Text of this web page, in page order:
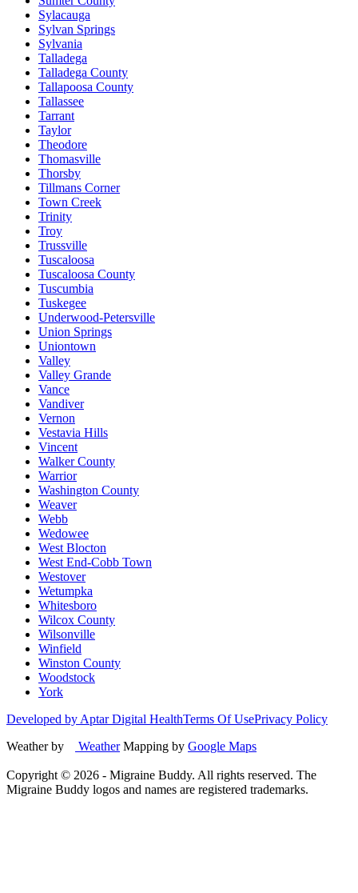
Sylacauga
Sylvan Springs
Sylvania
Talladega
Talladega County
Tallapoosa County
Tallassee
Tarrant
Taylor
Theodore
Thomasville
Thorsby
Tillmans Corner
Town Creek
Trinity
Troy
Trussville
Tuscaloosa
Tuscaloosa County
Tuscumbia
Tuskegee
Underwood-Petersville
Union Springs
Uniontown
Valley
Valley Grande
Vance
Vandiver
Vernon
Vestavia Hills
Vincent
Walker County
Warrior
Washington County
Weaver
Webb
Wedowee
West Blocton
West End-Cobb Town
Westover
Wetumpka
Whitesboro
Wilcox County
Wilsonville
Winfield
Winston County
Woodstock
York
Developed by Aptar Digital HealthTerms Of UsePrivacy Policy
Weather by
WeatherMapping by Google Maps
Copyright © 2026 - Migraine Buddy. All rights reserved. The
Migraine Buddy logos and names are registered trademarks.